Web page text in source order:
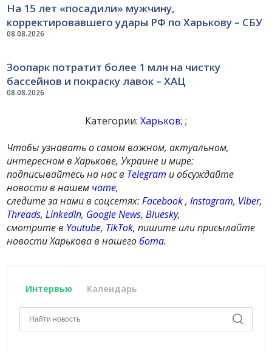
08.08.2026
На 15 лет «посадили» мужчину,
корректировавшего удары РФ по Харькову – СБУ
08.08.2026
Зоопарк потратит более 1 млн на чистку
бассейнов и покраску лавок – ХАЦ
Категории: Харьков; ;
Чтобы узнавать о самом важном, актуальном,
интересном в Харькове, Украине и мире:
подписывайтесь на нас в Telegram и обсуждайте
новости в нашем чате,
следите за нами в соцсетях:Facebook,Instagram, Viber,
Threads,LinkedIn, Google News,Bluesky,
смотрите в Youtube, TikTok, пишите или присылайте
новости Харькова в нашегобота.
Интервью Календарь